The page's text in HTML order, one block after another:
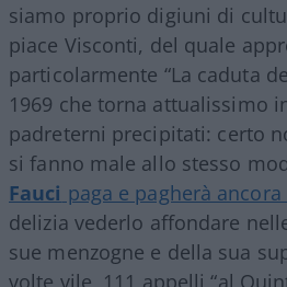
siamo proprio digiuni di
piace Visconti, del quale
particolarmente “La caduta
1969 che torna attualissimo
padreterni precipitati: certo
si fanno male allo stesso
Fauci paga e pagherà
delizia vederlo affondare
sue menzogne e della sua
volte vile, 111 appelli “al